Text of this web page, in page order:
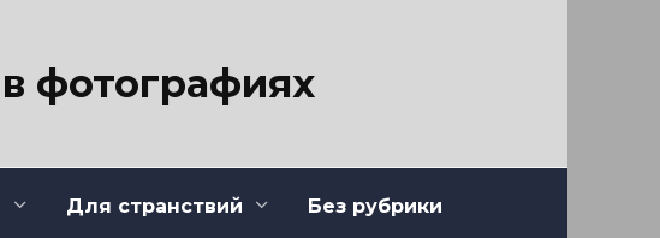
фотографиях
Для странствий Без рубрики